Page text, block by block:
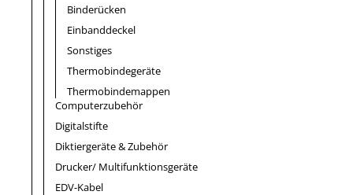
Binderücken
Einbanddeckel
Sonstiges
Thermobindegeräte
Thermobindemappen
Computerzubehör
Digitalstifte
Diktiergeräte & Zubehör
Drucker/ Multifunktionsgeräte
EDV-Kabel